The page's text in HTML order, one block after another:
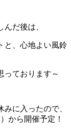
だ後は、
と、心地よい風鈴
っております～
に入ったので、
から開催予定！